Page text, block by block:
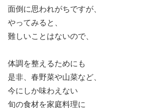
面倒に思われがちですが、
やってみると、
難しいことはないので、
体調を整えるためにも
是非、春野菜や山菜など、
今にしか味わえない
旬の食材を家庭料理に